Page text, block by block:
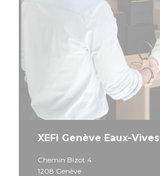
XEFI Genève Eaux-Vives
Chemin Bizot 4
1208 Genève